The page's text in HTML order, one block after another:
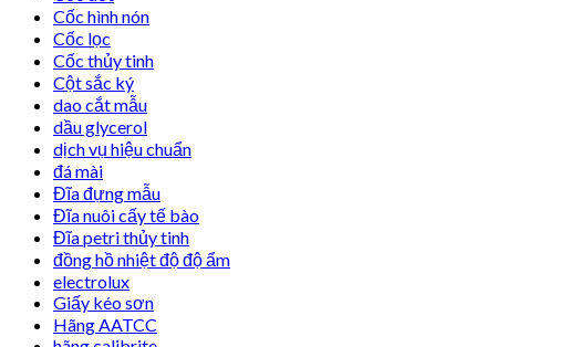
Cốc hình nón
Cốc lọc
Cốc thủy tinh
Cột sắc ký
dao cắt mẫu
dầu glycerol
dịch vụ hiệu chuẩn
đá mài
Đĩa đựng mẫu
Đĩa nuôi cấy tế bào
Đĩa petri thủy tinh
đồng hồ nhiệt độ độ ẩm
electrolux
Giấy kéo sơn
Hãng AATCC